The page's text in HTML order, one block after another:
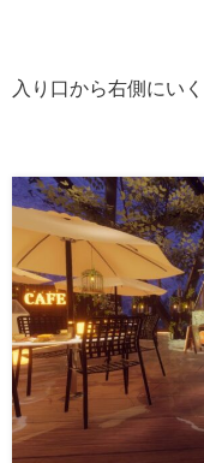
入り口から右側にい